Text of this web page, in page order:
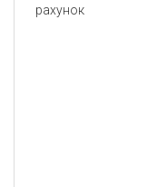
рахунок